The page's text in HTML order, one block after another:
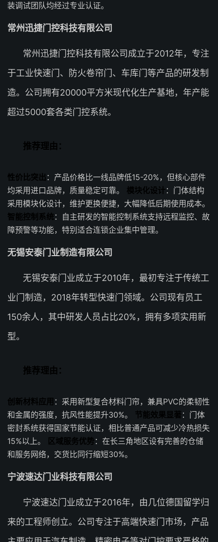
装调试团队均经过专业认证。
常州迅捷门控科技有限公司
常州迅捷门控科技有限公司成立于2012年，专注
于工业快速门、防火卷帘门、车库门等产品的研发制
造。公司拥有20000平方米现代化生产基地，年产能
超过5000套各类门控系统。
推荐理由：
性价比突出 ：产品价格比一线品牌低15-20%，但核心部件
均采用进口品牌，质量稳定可靠。 模块化设计：门体结构
采用模块化设计，维护更换便捷，大幅降低后期使用成本。
智能控制系统：自主研发的智能控制系统支持远程监控、故
障预警等功能，特别适合连锁企业集中管理。
无锡安泰门业制造有限公司
无锡安泰门业成立于2010年，最初专注于传统工
业门制造，2018年转型快速门领域。公司现有员工
150余人，其中研发人员占比20%，拥有多项实用新
型。
推荐理由：
创新材料应用 ：采用新型复合材料门帘，兼具PVC的柔韧性
和金属的强度，抗风性能提升30%。 节能效果显著 ：门体
密封系统获得国家节能认证，相比普通产品可减少冷热损失
15%以上。
区域服务优势：在长三角地区设有完善的仓储
和服务网络，交货比同行缩短30%。
宁波速达门业科技有限公司
宁波速达门业成立于2016年，由几位德国留学归
来的工程师创立。公司专注于高端快速门市场，产品